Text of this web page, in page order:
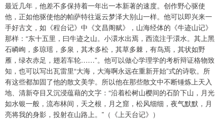
最近几年，他差不多保持着一年出一本新著的速度。创作野心驱使
他，正如他驱使他的帕萨特往返云梦泽大别山一样。他可以即兴来一
手好古文，如《程台记》中《文昌阁赋》，山海经体的《牛迹山记》
那样：“东十五里，曰牛迹之山。小澴水出焉，西流注于澴水。其上黑
石嶙峋，多琼瑶，多泉，其木多松，其草多棘，有鸟焉，其状如野
雁，绿衣赤足，翅若车轮……”。他可以做心学理学的考析辩证格物致
知，也可以写出瓦雷里“大海，大海啊永远在重新开始”式的诗歌。所
有这些都加固了他的散文美学。所以他在那些散文中不断锤炼上天入
地、清新夺目又沉浸蕴藉的文字：“沿着松树山樱间的石阶下山，月光
如水银一般，流布林间，天之根，月之窟，松风细细，夜气默默，月
亮将我的身影，投射在山路上。”（《上天台记》）